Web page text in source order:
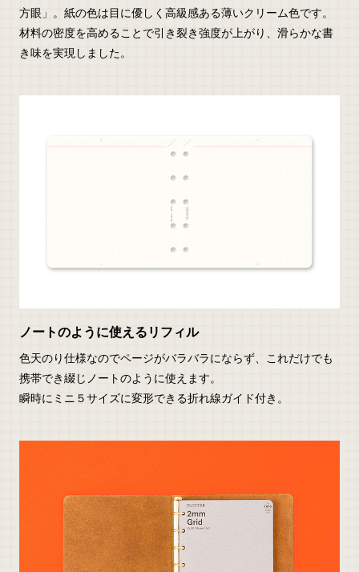
方眼」。紙の色は目に優しく高級感ある薄いクリーム色です。
材料の密度を高めることで引き裂き強度が上がり、滑らかな書
き味を実現しました。
ノートのように使えるリフィル
色天のり仕様なのでページがバラバラにならず、これだけでも
携帯でき綴じノートのように使えます。
瞬時にミニ５サイズに変形できる折れ線ガイド付き。